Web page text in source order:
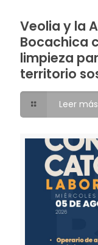
Veolia y la
Bocachica
limpieza
territorio
Leer más